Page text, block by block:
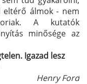
eltérő álmok - nem
A kutatók
minősége az
Igazad lesz
Henry Ford